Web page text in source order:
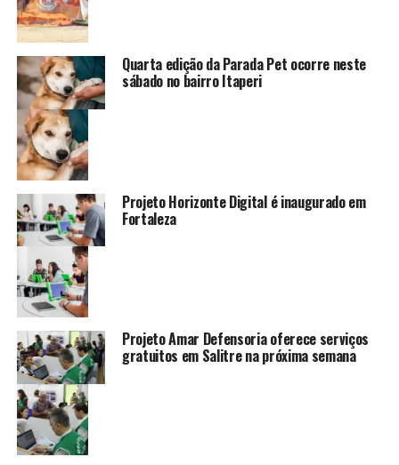
Quarta edição da Parada Pet ocorre neste
sábado no bairro Itaperi
Projeto Horizonte Digital é inaugurado em
Fortaleza
Projeto Amar Defensoria oferece serviços
gratuitos em Salitre na próxima semana